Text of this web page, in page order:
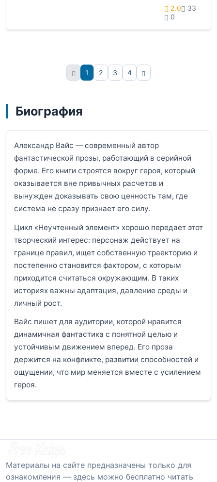
2.0
33
0
1 2 3 4
Вперёд
Биография
Александр Вайс — современный автор
фантастической прозы, работающий в серийной
форме. Его книги строятся вокруг героя, который
оказывается вне привычных расчетов и
вынужден доказывать свою ценность там, где
система не сразу признает его силу.
Цикл «Неучтенный элемент» хорошо передает этот
творческий интерес: персонаж действует на
границе правил, ищет собственную траекторию и
постепенно становится фактором, с которым
приходится считаться окружающим. В таких
историях важны адаптация, давление среды и
личный рост.
Вайс пишет для аудитории, которой нравится
динамичная фантастика с понятной целью и
устойчивым движением вперед. Его проза
держится на конфликте, развитии способностей и
ощущении, что мир меняется вместе с усилением
героя.
Материалы на сайте предназначены только для
ознакомления — здесь можно бесплатно читать